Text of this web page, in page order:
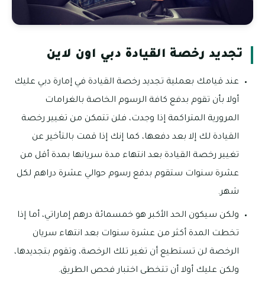
تجديد رخصة القيادة دبي اون لاين
عند قيامك بعملية تجديد رخصة القيادة في إمارة دبي عليك
أولا بأن تقوم بدفع كافة الرسوم الخاصة بالغرامات
المرورية المتراكمة إذا وجدت، فلن تتمكن من تغيير رخصة
القيادة لك إلا بعد دفعها، كما إنك إذا قمت بالتأخير عن
تغيير رخصة القيادة بعد انتهاء مدة سريانها بمدة أقل من
عشرة سنوات ستقوم بدفع رسوم حوالي عشرة دراهم لكل
شهر.
ولكن سيكون الحد الأكبر هو خمسمائة درهم إماراتي، أما إذا
تخطت المدة أكثر من عشرة سنوات بعد انتهاء سريان
الرخصة لن تستطيع أن تغير تلك الرخصة، وتقوم بتجديدها،
ولكن عليك أولا أن تتخطى اختبار فحص الطريق.